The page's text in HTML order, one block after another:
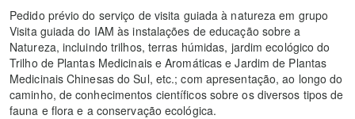
Pedido prévio do serviço de visita guiada à natureza em grupo
Visita guiada do IAM às instalações de educação sobre a
Natureza, incluindo trilhos, terras húmidas, jardim ecológico do
Trilho de Plantas Medicinais e Aromáticas e Jardim de Plantas
Medicinais Chinesas do Sul, etc.; com apresentação, ao longo do
caminho, de conhecimentos científicos sobre os diversos tipos de
fauna e flora e a conservação ecológica.